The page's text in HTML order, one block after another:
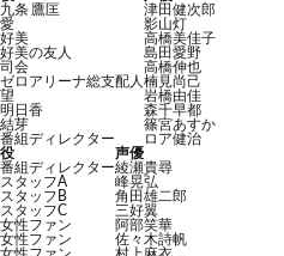
九条 鷹匡
津田健次郎
愛
影山灯
好美
高橋美佳子
好美の友人
島田愛野
司会
高橋伸也
ゼロアリーナ総支配人 楠見尚己
望
岩橋由佳
明日香
森千早都
結芽
篠宮あすか
番組ディレクター
ロア健治
役
声優
番組ディレクター綾瀬貴尋
スタッフA
峰晃弘
スタッフB
角田雄二郎
スタッフC
三好翼
女性ファン
阿部笑華
女性ファン
佐々木詩帆